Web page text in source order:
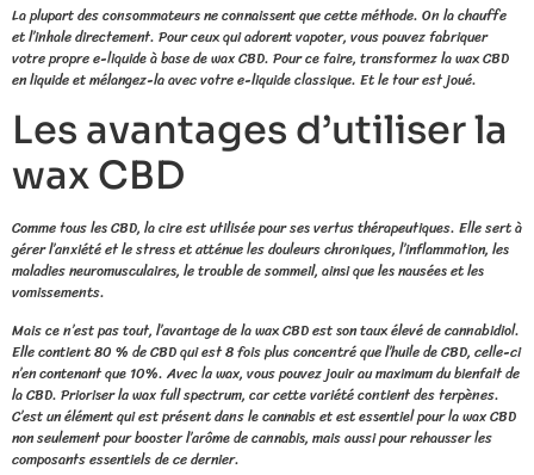
La plupart des consommateurs ne connaissent que cette méthode. On la chauffe
et l’inhale directement. Pour ceux qui adorent vapoter, vous pouvez fabriquer
votre propre e-liquide à base de wax CBD. Pour ce faire, transformez la wax CBD
en liquide et mélangez-la avec votre e-liquide classique. Et le tour est joué.
Les avantages d’utiliser la
wax CBD
Comme tous les CBD, la cire est utilisée pour ses vertus thérapeutiques. Elle sert à
gérer l’anxiété et le stress et atténue les douleurs chroniques, l’inflammation, les
maladies neuromusculaires, le trouble de sommeil, ainsi que les nausées et les
vomissements.
Mais ce n’est pas tout, l’avantage de la wax CBD est son taux élevé de cannabidiol.
Elle contient 80 % de CBD qui est 8 fois plus concentré que l’huile de CBD, celle-ci
n’en contenant que 10%. Avec la wax, vous pouvez jouir au maximum du bienfait de
la CBD. Prioriser la wax full spectrum, car cette variété contient des terpènes.
C’est un élément qui est présent dans le cannabis et est essentiel pour la wax CBD
non seulement pour booster l’arôme de cannabis, mais aussi pour rehausser les
composants essentiels de ce dernier.